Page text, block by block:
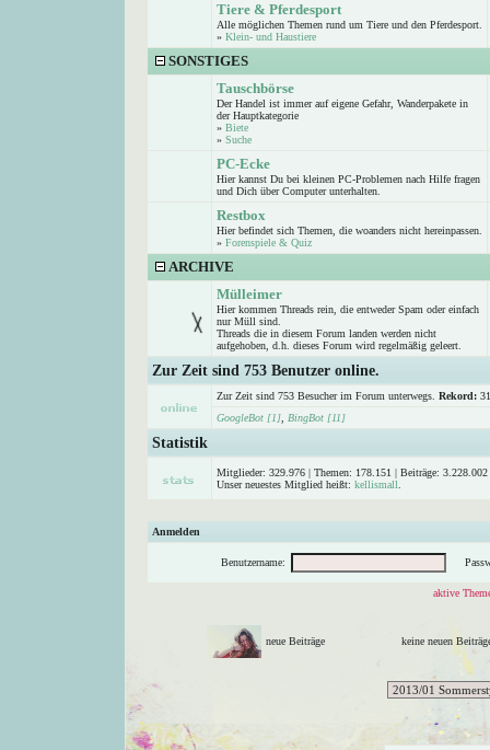
Tiere & Pferdesport
Alle möglichen Themen rund um Tiere und den Pferdesport.
» Klein- und Haustiere
SONSTIGES
Tauschbörse
Der Handel ist immer auf eigene Gefahr, Wanderpakete in
der Hauptkategorie
» Biete
» Suche
PC-Ecke
Hier kannst Du bei kleinen PC-Problemen nach Hilfe fragen
und Dich über Computer unterhalten.
Restbox
Hier befindet sich Themen, die woanders nicht hereinpassen.
» Forenspiele & Quiz
ARCHIVE
Mülleimer
Hier kommen Threads rein, die entweder Spam oder einfach
nur Müll sind.
Threads die in diesem Forum landen werden nicht
aufgehoben, d.h. dieses Forum wird regelmäßig geleert.
Zur Zeit sind 753 Benutzer online.
Zur Zeit sind 753 Besucher im Forum unterwegs. Rekord:
GoogleBot [1]
BingBot [11]
Statistik
Mitglieder: 329.976 | Themen: 178.151 | Beiträge:
Unser neuestes Mitglied heißt: kellismall
Anmelden
Benutzername:
aktive
neue Beiträge keine neuen